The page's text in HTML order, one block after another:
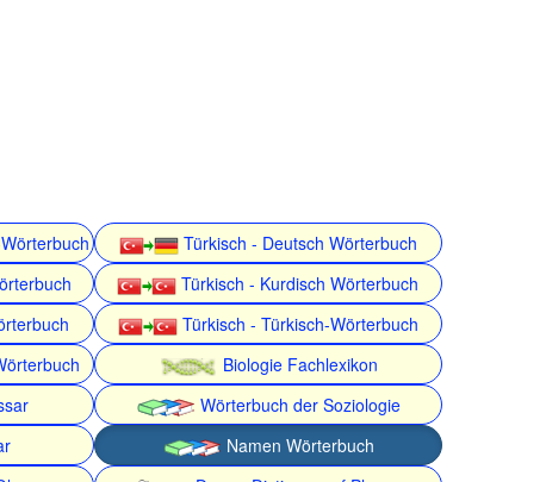
Türkisch - Deutsch Wörterbuch
Türkisch - Kurdisch Wörterbuch
Türkisch - Türkisch-Wörterbuch
Biologie Fachlexikon
Wörterbuch der Soziologie
Namen Wörterbuch